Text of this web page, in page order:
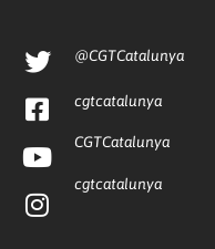
@CGTCatalunya
cgtcatalunya
CGTCatalunya
cgtcatalunya